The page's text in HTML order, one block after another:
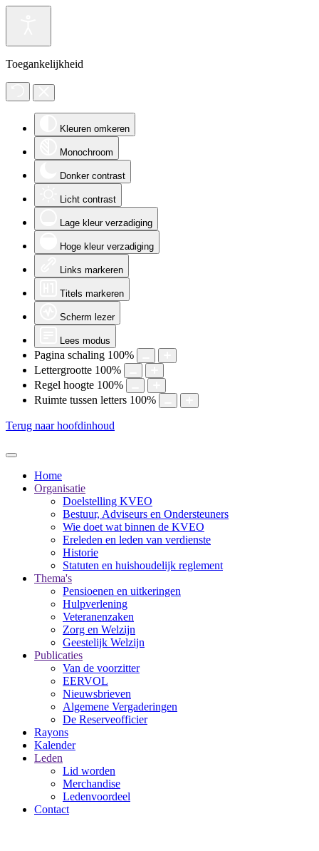
Toegankelijkheid
Kleuren omkeren
Monochroom
Donker contrast
Licht contrast
Lage kleur verzadiging
Hoge kleur verzadiging
Links markeren
Titels markeren
Scherm lezer
Lees modus
Pagina schaling 100%
Lettergrootte 100%
Regel hoogte 100%
Ruimte tussen letters 100%
Terug naar hoofdinhoud
Home
Organisatie
Doelstelling KVEO
Bestuur, Adviseurs en Ondersteuners
Wie doet wat binnen de KVEO
Ereleden en leden van verdienste
Historie
Statuten en huishoudelijk reglement
Thema's
Pensioenen en uitkeringen
Hulpverlening
Veteranenzaken
Zorg en Welzijn
Geestelijk Welzijn
Publicaties
Van de voorzitter
EERVOL
Nieuwsbrieven
Algemene Vergaderingen
De Reserveofficier
Rayons
Kalender
Leden
Lid worden
Merchandise
Ledenvoordeel
Contact